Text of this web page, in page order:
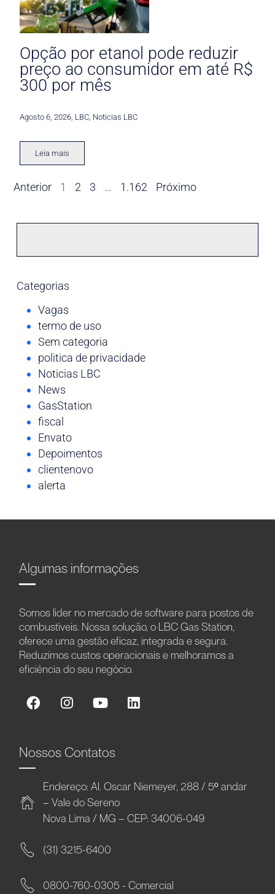
Opção por etanol pode reduzir
preço ao consumidor em até R$
300 por mês
Agosto 6, 2026 LBC Noticias LBC
Leia mais
Anterior 1 2 3 … 1.162 Próximo
Categorias
Vagas
termo de uso
Sem categoria
politica de privacidade
Noticias LBC
News
GasStation
fiscal
Envato
Depoimentos
clientenovo
alerta
Algumas informações
Somos líder no mercado de software para postos de
combustíveis. Nossa solução, o LBC Gas Station,
oferece uma gestão eficaz, integrada e segura.
Reduzimos custos operacionais e melhoramos a
eficiência do seu negócio.
Nossos Contatos
Endereço: Al. Oscar Niemeyer, 288 / 5º andar
– Vale do Sereno
Nova Lima / MG – CEP: 34006-049
(31) 3215-6400
0800-760-0305 - Comercial